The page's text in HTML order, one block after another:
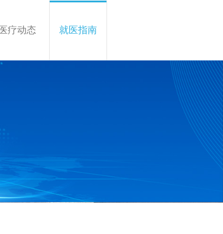
医疗动态 就医指南